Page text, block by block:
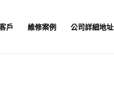
戶 維修案例 公司詳細地址